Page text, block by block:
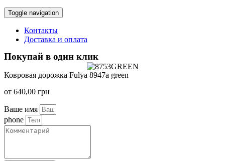
Toggle navigation
Контакты
Доставка и оплата
Покупай в один клик
Ковровая дорожка Fulya 8947a green
от 640,00 грн
Ваше имя
phone